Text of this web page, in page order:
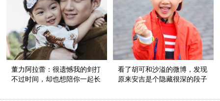
董力阿拉蕾：很遗憾我的剑打
不过时间，却也想陪你一起长
看了胡可和沙溢的微博，发现
原来安吉是个隐藏很深的段子